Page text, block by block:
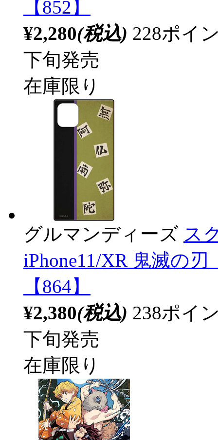
【852】
¥2,280(税込) 228ポイ
下旬発売
在庫限り
グルマンディーズ ス
iPhone11/XR 鬼滅の
【864】
¥2,380(税込) 238ポイ
下旬発売
在庫限り